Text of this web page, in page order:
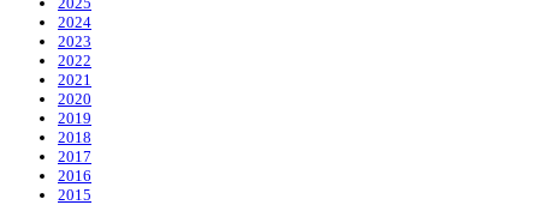
2024
2023
2022
2021
2020
2019
2018
2017
2016
2015